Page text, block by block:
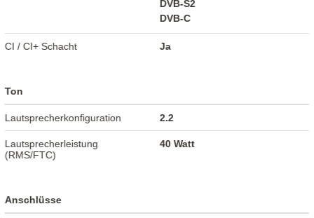
DVB-S2
DVB-C
CI / CI+ Schacht Ja
Ton
Lautsprecherkonfiguration 2.2
Lautsprecherleistung
(RMS/FTC)
40 Watt
Anschlüsse